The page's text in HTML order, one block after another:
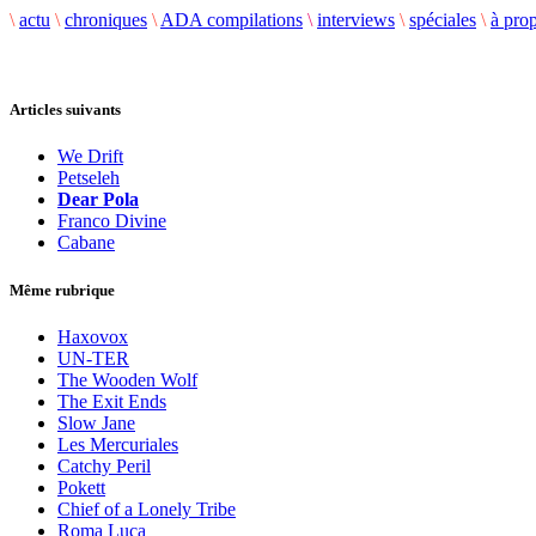
\ actu \ chroniques \ ADA compilations \ interviews \ spéciales \ à
Articles suivants
We Drift
Petseleh
Dear Pola
Franco Divine
Cabane
Même rubrique
Haxovox
UN-TER
The Wooden Wolf
The Exit Ends
Slow Jane
Les Mercuriales
Catchy Peril
Pokett
Chief of a Lonely Tribe
Roma Luca